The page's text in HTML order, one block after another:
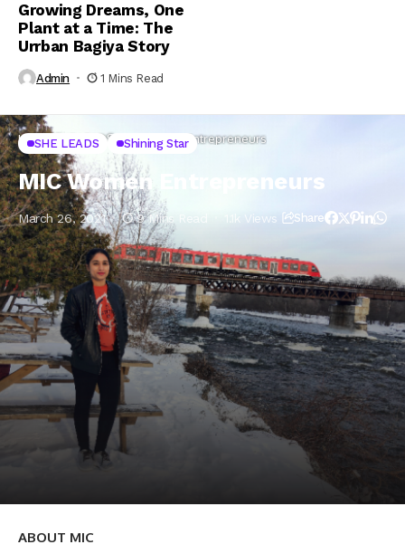
Growing Dreams, One
Plant at a Time: The
Urrban Bagiya Story
Admin 1 Mins Read
Home SHE LEADS MIC Women Entrepreneurs
SHE LEADS Shining Star
MIC Women Entrepreneurs
March 26, 2021 9 Mins Read 1.1k Views Share
ABOUT MIC